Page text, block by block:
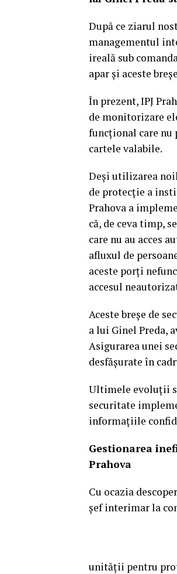
După ce ziarul
managementul
ireală sub
apar și aceste
În prezent, IPJ
de monitorizare
funcțional care nu
cartele valabile.
Deși utilizarea
de protecție a
Prahova a
că, de ceva timp,
care nu au acces
afluxul de
aceste porți
accesul
Aceste breșe de
a lui Ginel Preda,
Asigurarea unei
desfășurate în
Ultimele evoluții
securitate
informațiile
Gestionarea
Prahova
Cu ocazia
șef interimar la
unității pentru